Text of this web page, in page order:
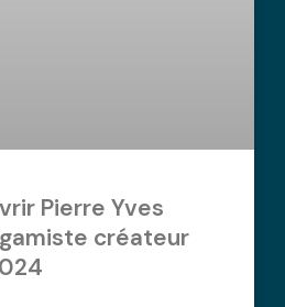
Pierre Yves
créateur